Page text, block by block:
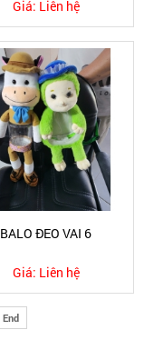
Giá: Liên hệ
BALO ĐEO VAI 6
Giá: Liên hệ
End